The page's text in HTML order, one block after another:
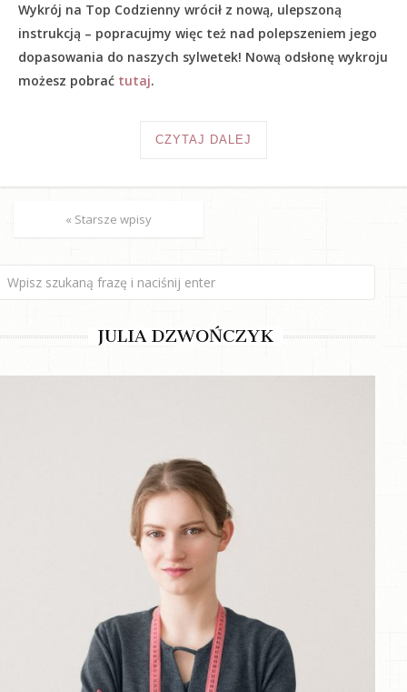
Wykrój na Top Codzienny wrócił z nową, ulepszoną
instrukcją – popracujmy więc też nad polepszeniem jego
dopasowania do naszych sylwetek! Nową odsłonę wykroju
możesz pobrać tutaj.
CZYTAJ DALEJ
« Starsze wpisy
JULIA DZWOŃCZYK